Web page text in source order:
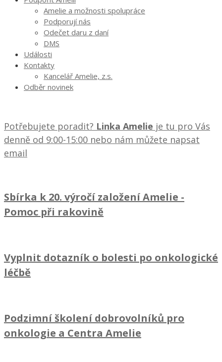
Amelie a možnosti spolupráce
Podporují nás
Odečet daru z daní
DMS
Události
Kontakty
Kancelář Amelie, z.s.
Odběr novinek
Potřebujete poradit? Linka Amelie je tu pro Vás
denně od 9:00-15:00 nebo nám můžete napsat
email
Sbírka k 20. výročí založení Amelie -
Pomoc při rakovině
Vyplnit dotazník o bolesti po onkologické
léčbě
Podzimní školení dobrovolníků pro
onkologie a Centra Amelie